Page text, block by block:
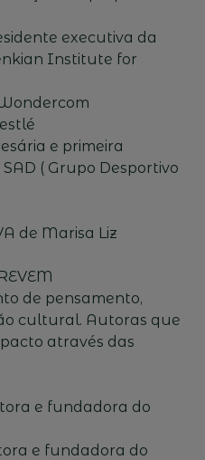
executiva da
Institute for
e primeira
( Grupo Desportivo
de Marisa Liz
de pensamento,
cultural. Autoras que
através das
e fundadora do
e fundadora do